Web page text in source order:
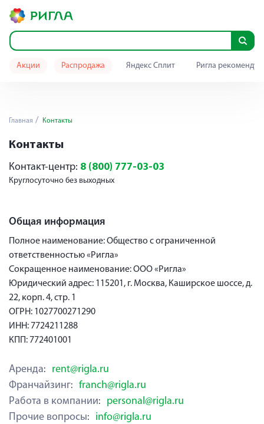
Акции Распродажа Яндекс Сплит Ригла
Главная Контакты
Контакты
Контакт-центр: 8 (800) 777-03-03
Круглосуточно без выходных
Общая информация
Полное наименование: Общество с ограниченной
ответственностью «Ригла»
Сокращенное наименование: ООО «Ригла»
Юридический адрес: 115201, г. Москва, Каширское шоссе, д.
22, корп. 4, стр. 1
ОГРН: 1027700271290
ИНН: 7724211288
КПП: 772401001
Аренда:
rent@rigla.ru
Франчайзинг:
franch@rigla.ru
Работа в компании:
personal@rigla.ru
Прочие вопросы:
info@rigla.ru